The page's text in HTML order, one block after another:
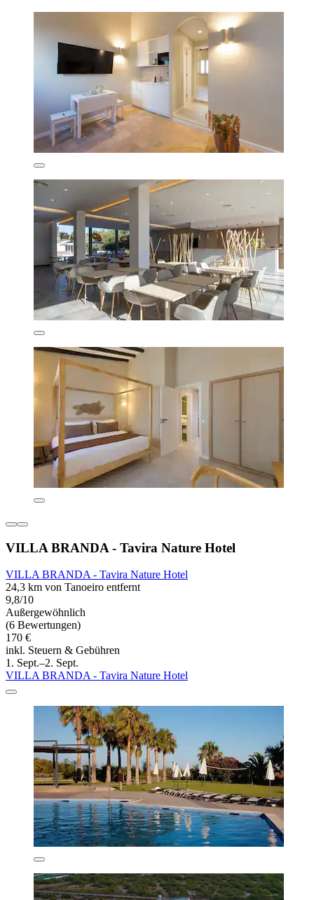
VILLA BRANDA - Tavira Nature Hotel
VILLA BRANDA - Tavira Nature Hotel
24,3 km von Tanoeiro entfernt
9,8/10
Außergewöhnlich
(6 Bewertungen)
170 €
inkl. Steuern & Gebühren
1. Sept.–2. Sept.
VILLA BRANDA - Tavira Nature Hotel